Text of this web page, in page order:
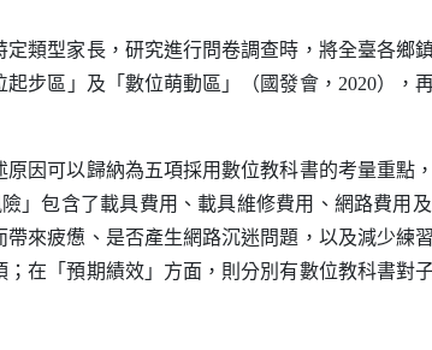
型家長，研究進行問卷調查時，將全臺各鄉
步區」及「數位萌動區」（國發會，2020），
可以歸納為五項採用數位教科書的考量重點
」包含了載具費用、載具維修費用、網路費用
來疲憊、是否產生網路沉迷問題，以及減少練
在「預期績效」方面，則分別有數位教科書對